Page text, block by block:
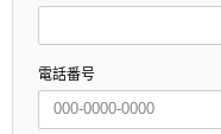
電話番号